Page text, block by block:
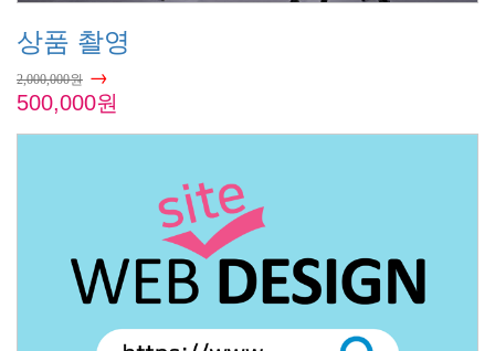
상품 촬영
2,000,000원 →
500,000원